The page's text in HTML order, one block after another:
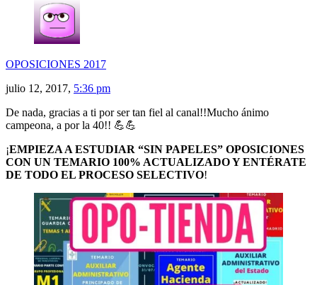
OPOSICIONES 2017
julio 12, 2017, 5:36 pm
De nada, gracias a ti por ser tan fiel al canal!!Mucho ánimo
campeona, a por la 40!! 💪💪
¡EMPIEZA A ESTUDIAR “SIN PAPELES” OPOSICIONES
CON UN TEMARIO 100% ACTUALIZADO Y ENTÉRATE
DE TODO EL PROCESO SELECTIVO!